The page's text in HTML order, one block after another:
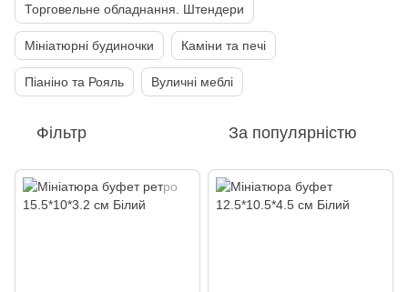
Торговельне обладнання. Штендери
Мініатюрні будиночки Каміни та печі
Піаніно та Рояль Вуличні меблі
Фільтр За популярністю